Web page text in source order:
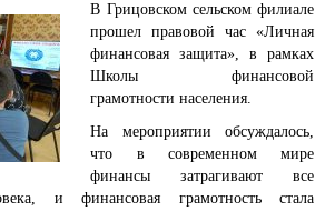
В Грицовском сельском филиале
прошел правовой час «Личная
финансовая защита», в рамках
Школы финансовой
грамотности населения.
На мероприятии обсуждалось,
что в современном мире
финансы затрагивают все
и финансовая грамотность стала